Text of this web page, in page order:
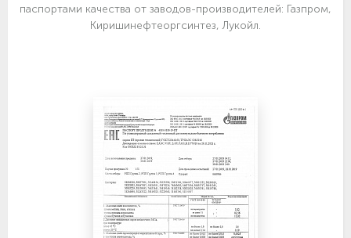
паспортами качества от заводов-производителей: Газпром,
Киришинефтеоргсинтез, Лукойл.